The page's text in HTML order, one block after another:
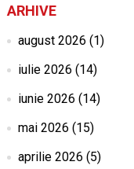
ARHIVE
august 2026 (1)
iulie 2026 (14)
iunie 2026 (14)
mai 2026 (15)
aprilie 2026 (5)